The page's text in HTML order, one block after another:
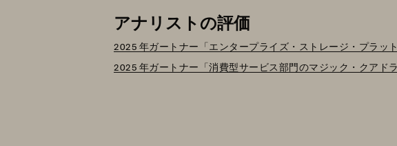
アナリストの評価
2025 年ガートナー「エンタープライズ・ストレージ・プラッ
2025 年ガートナー「消費型サービス部門のマジック・クアド